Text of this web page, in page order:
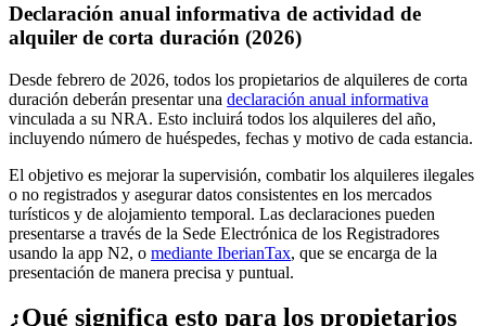
Declaración anual informativa de actividad de
alquiler de corta duración (2026)
Desde febrero de 2026, todos los propietarios de alquileres de corta
duración deberán presentar una declaración anual informativa
vinculada a su NRA. Esto incluirá todos los alquileres del año,
incluyendo número de huéspedes, fechas y motivo de cada estancia.
El objetivo es mejorar la supervisión, combatir los alquileres ilegales
o no registrados y asegurar datos consistentes en los mercados
turísticos y de alojamiento temporal. Las declaraciones pueden
presentarse a través de la Sede Electrónica de los Registradores
usando la app N2, o mediante IberianTax, que se encarga de la
presentación de manera precisa y puntual.
¿Qué significa esto para los propietarios